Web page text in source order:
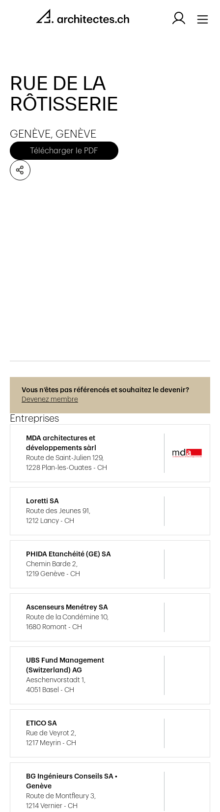
RUE DE LA
RÔTISSERIE
GENÈVE, GENÈVE
Télécharger le PDF
Vous n’êtes pas référencés et souhaitez le devenir?
Devenez membre
Entreprises
MDA architectures et
développements sàrl
Route de Saint-Julien 129,
1228 Plan-les-Ouates - CH
Loretti SA
Route des Jeunes 91,
1212 Lancy - CH
PHIDA Etanchéité (GE) SA
Chemin Barde 2,
1219 Genève - CH
Ascenseurs Menétrey SA
Route de la Condémine 10,
1680 Romont - CH
UBS Fund Management
(Switzerland) AG
Aeschenvorstadt 1,
4051 Basel - CH
ETICO SA
Rue de Veyrot 2,
1217 Meyrin - CH
BG Ingénieurs Conseils SA •
Genève
Route de Montfleury 3,
1214 Vernier - CH